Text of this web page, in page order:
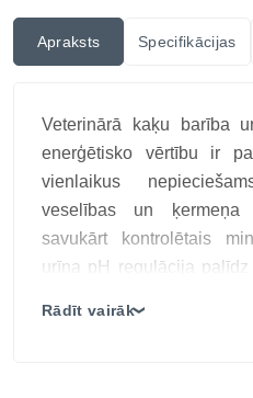
Apraksts Specifikācijas
Veterinārā kaķu barība
enerģētisko vērtību ir
vienlaikus
veselības un ķermeņa
savukārt kontrolētais
urīna pH regulācija
Rādīt vairāk❯